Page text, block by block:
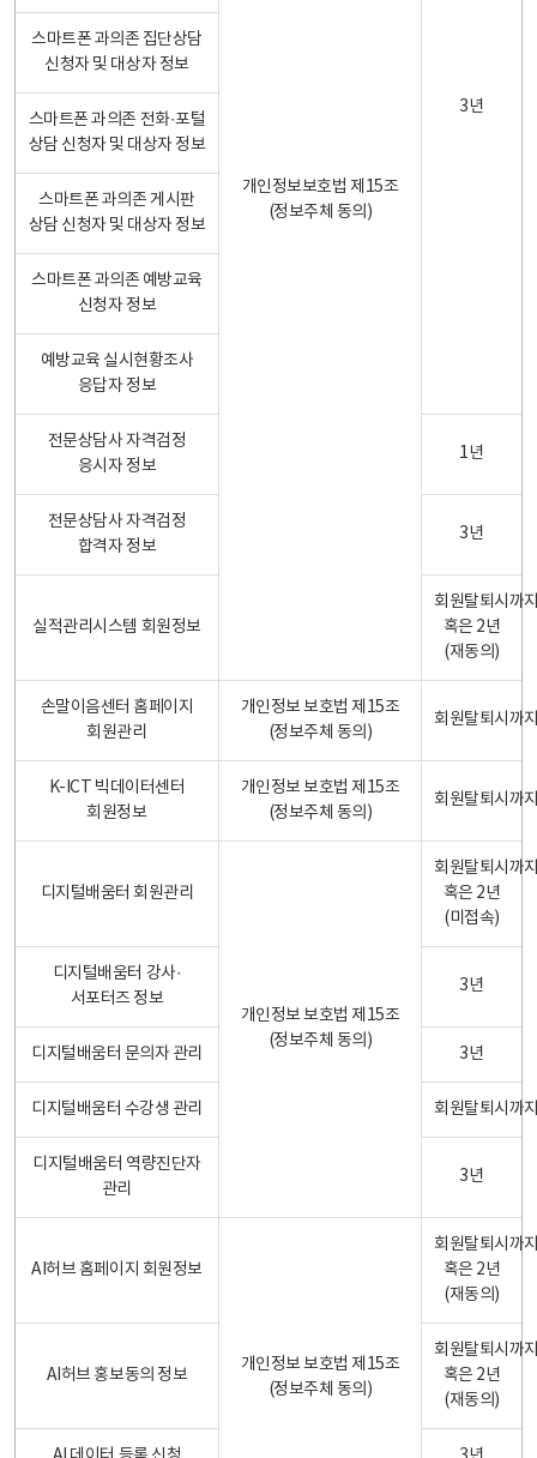
개인정보보호법 제15조
(정보주체 동의)
3년
스마트폰 과의존 집단상담
신청자 및 대상자 정보
스마트폰 과의존 전화·포털
상담 신청자 및 대상자 정보
스마트폰 과의존 게시판
상담 신청자 및 대상자 정보
스마트폰 과의존 예방교육
신청자 정보
예방교육 실시현황조사
응답자 정보
전문상담사 자격검정
응시자 정보
1년
전문상담사 자격검정
합격자 정보
3년
실적관리시스템 회원정보
회원탈퇴시까
혹은 2년
(재동의)
손말이음센터 홈페이지
회원관리
개인정보 보호법 제15조
(정보주체 동의)
회원탈퇴시까
K-ICT 빅데이터센터
회원정보
개인정보 보호법 제15조
(정보주체 동의)
회원탈퇴시까
디지털배움터 회원관리
개인정보 보호법 제15조
(정보주체 동의)
회원탈퇴시까
혹은 2년
(미접속)
디지털배움터 강사·
서포터즈 정보
3년
디지털배움터 문의자 관리 3년
디지털배움터 수강생 관리 회원탈퇴시까
디지털배움터 역량진단자
관리
3년
AI허브 홈페이지 회원정보
개인정보 보호법 제15조
(정보주체 동의)
회원탈퇴시까
혹은 2년
(재동의)
AI허브 홍보동의 정보
회원탈퇴시까
혹은 2년
(재동의)